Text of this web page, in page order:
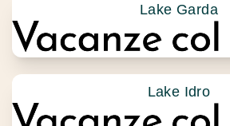
Lake Garda
Lake Idro